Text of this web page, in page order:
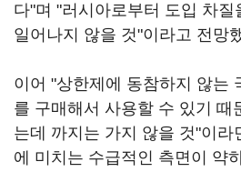
다"며 "러시아로부터 도입 차
일어나지 않을 것"이라고 전망
이어 "상한제에 동참하지 않는
를 구매해서 사용할 수 있기 때
는데 까지는 가지 않을 것"이라
에 미치는 수급적인 측면이 약